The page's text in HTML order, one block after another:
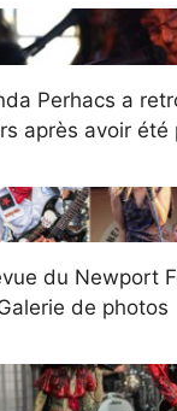
Perhacs a
après avoir
du Newport
de photos